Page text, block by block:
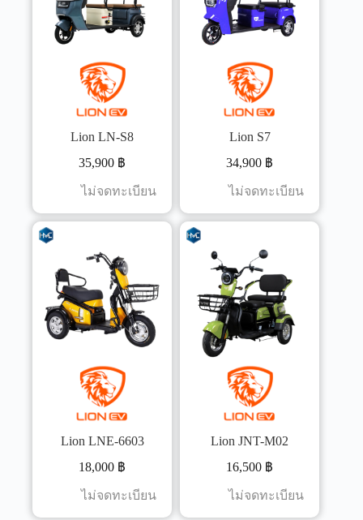
Lion LN-S8
35,900 ฿
ไม่จดทะเบียน
Lion S7
34,900 ฿
ไม่จดทะเบียน
Lion LNE-6603
18,000 ฿
ไม่จดทะเบียน
Lion JNT-M02
16,500 ฿
ไม่จดทะเบียน